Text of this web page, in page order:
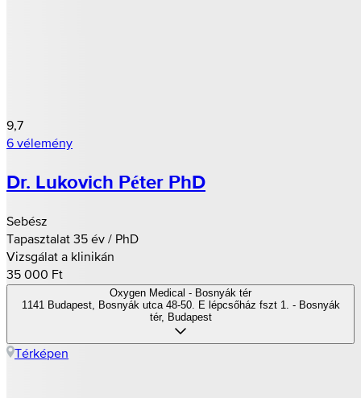
9,7
6 vélemény
Dr. Lukovich Péter PhD
Sebész
Tapasztalat 35 év / PhD
Vizsgálat a klinikán
35 000 Ft
Oxygen Medical - Bosnyák tér
1141 Budapest, Bosnyák utca 48-50. E lépcsőház fszt 1. - Bosnyák
tér, Budapest
Térképen